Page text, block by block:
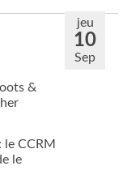
jeu
10
Sep
&
le CCRM
le